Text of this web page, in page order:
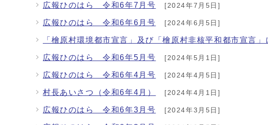
広報ひのはら 令和6年7月号 [2024年7月5日]
広報ひのはら 令和6年6月号 [2024年6月5日]
「檜原村環境都市宣言」及び「檜原村非核平和都市宣言
広報ひのはら 令和6年5月号 [2024年5月1日]
広報ひのはら 令和6年4月号 [2024年4月5日]
村長あいさつ（令和6年4月） [2024年4月1日]
広報ひのはら 令和6年3月号 [2024年3月5日]